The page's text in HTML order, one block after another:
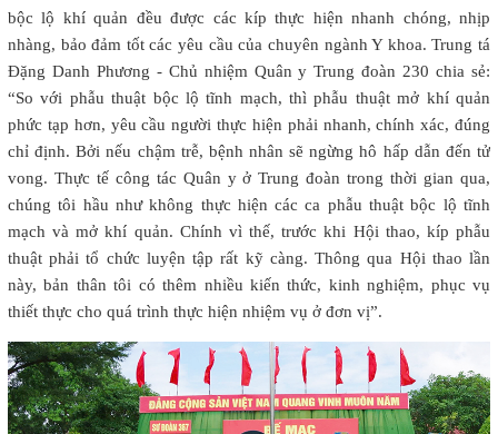
bộc lộ khí quản đều được các kíp thực hiện nhanh chóng, nhịp
nhàng, bảo đảm tốt các yêu cầu của chuyên ngành Y khoa. Trung tá
Đặng Danh Phương - Chủ nhiệm Quân y Trung đoàn 230 chia sẻ:
“So với phẫu thuật bộc lộ tĩnh mạch, thì phẫu thuật mở khí quản
phức tạp hơn, yêu cầu người thực hiện phải nhanh, chính xác, đúng
chỉ định. Bởi nếu chậm trễ, bệnh nhân sẽ ngừng hô hấp dẫn đến tử
vong. Thực tế công tác Quân y ở Trung đoàn trong thời gian qua,
chúng tôi hầu như không thực hiện các ca phẫu thuật bộc lộ tĩnh
mạch và mở khí quản. Chính vì thế, trước khi Hội thao, kíp phẫu
thuật phải tổ chức luyện tập rất kỹ càng. Thông qua Hội thao lần
này, bản thân tôi có thêm nhiều kiến thức, kinh nghiệm, phục vụ
thiết thực cho quá trình thực hiện nhiệm vụ ở đơn vị”.